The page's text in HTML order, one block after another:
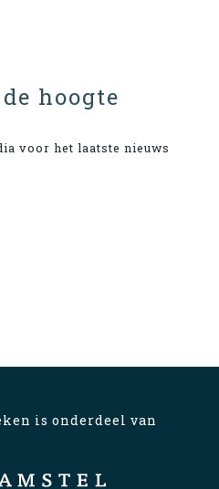
hoogte
voor het laatste nieuws
is onderdeel van